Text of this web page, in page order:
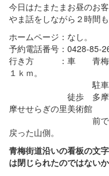
今日はたまたまお昼のお
やま話をしながら２時間
ホームページ：なし。
予約電話番号：0428-85-
行き方 ：車 青梅街道
１ｋｍ。
駐車場は電話
徒歩 多摩川沿い
摩せせらぎの里美術館
前で青梅街道へ
戻った山側。
青梅街道沿いの看板の文
は閉じられたのではないか